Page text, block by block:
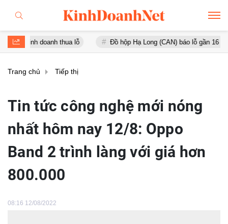
thua lỗ Đồ hộp Hạ Long (CAN) báo lỗ gần 16 tỷ đồng, tài
Trang chủ Tiếp thị
Tin tức công nghệ mới nóng
nhất hôm nay 12/8: Oppo
Band 2 trình làng với giá hơn
800.000
08:16 12/08/2022